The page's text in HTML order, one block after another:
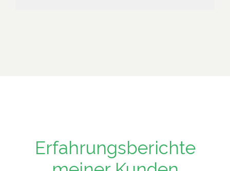
Erfahrungsberichte